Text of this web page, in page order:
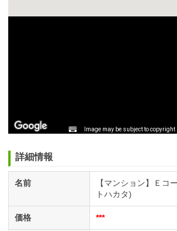
Image may be subject to copyright
詳細情報
名前
【マンション】Ｅコ
トハカタ)
価格 ***